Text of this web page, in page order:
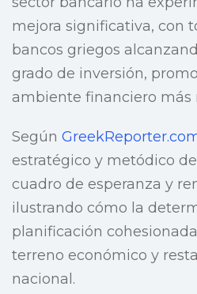
mejora significativa, con
bancos griegos
grado de inversión,
ambiente financiero más
Según
estratégico y metódico
cuadro de esperanza y
ilustrando cómo la
planificación
terreno económico y
nacional.